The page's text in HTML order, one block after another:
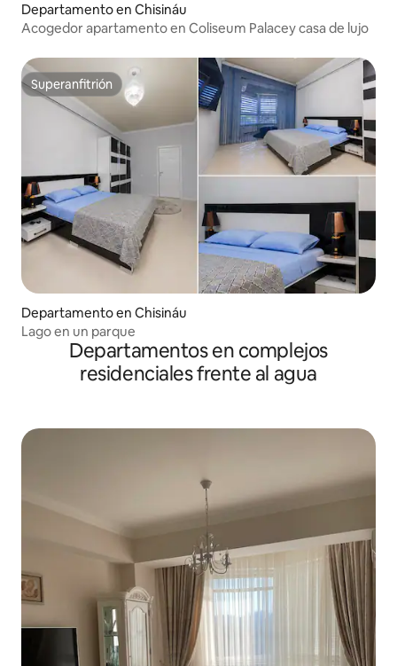
Departamento en Chisináu
Acogedor apartamento en Coliseum Palacey casa de lujo
Superanfitrión
Superanfitrión
Departamento en Chisináu
Lago en un parque
Departamentos en complejos
residenciales frente al agua